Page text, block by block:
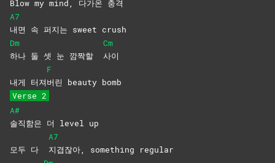
Blow my mind, 다가온 충격
A7
내면 속 퍼지는 sweet crush
Dm
하나 둘 셋 눈 깜짝할
Cm
사이
내게 터져
F
버린 beauty bomb
Verse 2
A#
솔직함은 더 level up
모두 다
A7
지겹잖아, something regular